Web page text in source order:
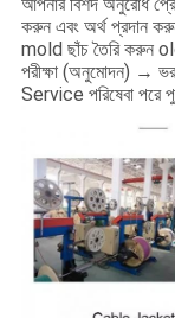
করুন এবং অর্থ প্রদান
mold ছাঁচ তৈরি করুন
পরীক্ষা (অনুমোদন) →
Service পরিষেবা পরে